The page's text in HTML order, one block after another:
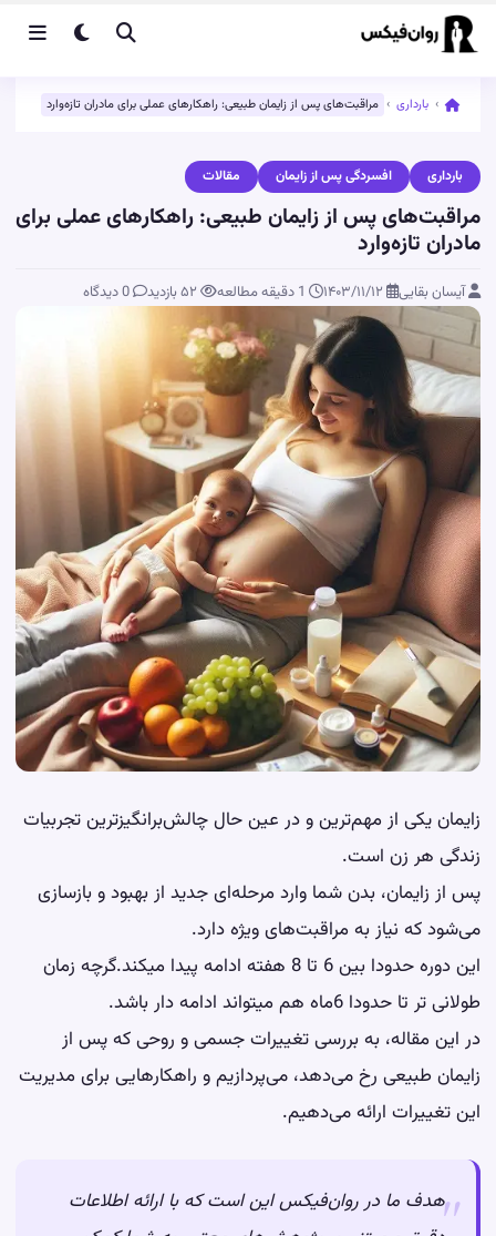
› بارداری › مراقبت‌های پس از زایمان طبیعی: راهکارهای عملی برای مادران تازه‌وارد
بارداری افسردگی پس از زایمان مقالات
مراقبت‌های پس از زایمان طبیعی: راهکارهای عملی برای
مادران تازه‌وارد
آیسان بقایی ۵۲بازدید
زایمان یکی از مهم‌ترین و در عین حال چالش‌برانگیزترین تجربیات
زندگی هر زن است.
پس از زایمان، بدن شما وارد مرحله‌ای جدید از بهبود و بازسازی
می‌شود که نیاز به مراقبت‌های ویژه دارد.
این دوره حدودا بین 6 تا 8 هفته ادامه پیدا میکند.گرچه زمان
طولانی تر تا حدودا 6ماه هم میتواند ادامه دار باشد.
در این مقاله، به بررسی تغییرات جسمی و روحی که پس از
زایمان طبیعی رخ می‌دهد، می‌پردازیم و راهکارهایی برای مدیریت
این تغییرات ارائه می‌دهیم.
هدف ما در روان‌فیکس این است که با ارائه اطلاعات